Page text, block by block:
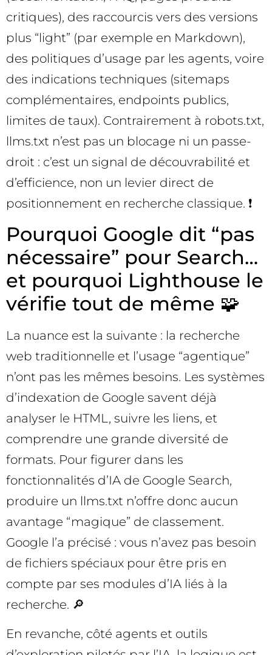
critiques), des raccourcis vers des versions
plus “light” (par exemple en Markdown),
des politiques d’usage par les agents, voire
des indications techniques (sitemaps
complémentaires, endpoints publics,
limites de taux). Contrairement à robots.txt,
llms.txt n’est pas un blocage ni un passe-
droit : c’est un signal de découvrabilité et
d’efficience, non un levier direct de
positionnement en recherche classique. ❗
Pourquoi Google dit “pas
nécessaire” pour Search…
et pourquoi Lighthouse le
vérifie tout de même 🧩
La nuance est la suivante : la recherche
web traditionnelle et l’usage “agentique”
n’ont pas les mêmes besoins. Les systèmes
d’indexation de Google savent déjà
analyser le HTML, suivre les liens, et
comprendre une grande diversité de
formats. Pour figurer dans les
fonctionnalités d’IA de Google Search,
produire un llms.txt n’offre donc aucun
avantage “magique” de classement.
Google l’a précisé : vous n’avez pas besoin
de fichiers spéciaux pour être pris en
compte par ses modules d’IA liés à la
recherche. 🔎
En revanche, côté agents et outils